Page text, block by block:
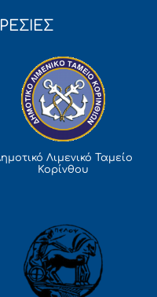
Λιμενικό Ταμείο
Κορίνθου